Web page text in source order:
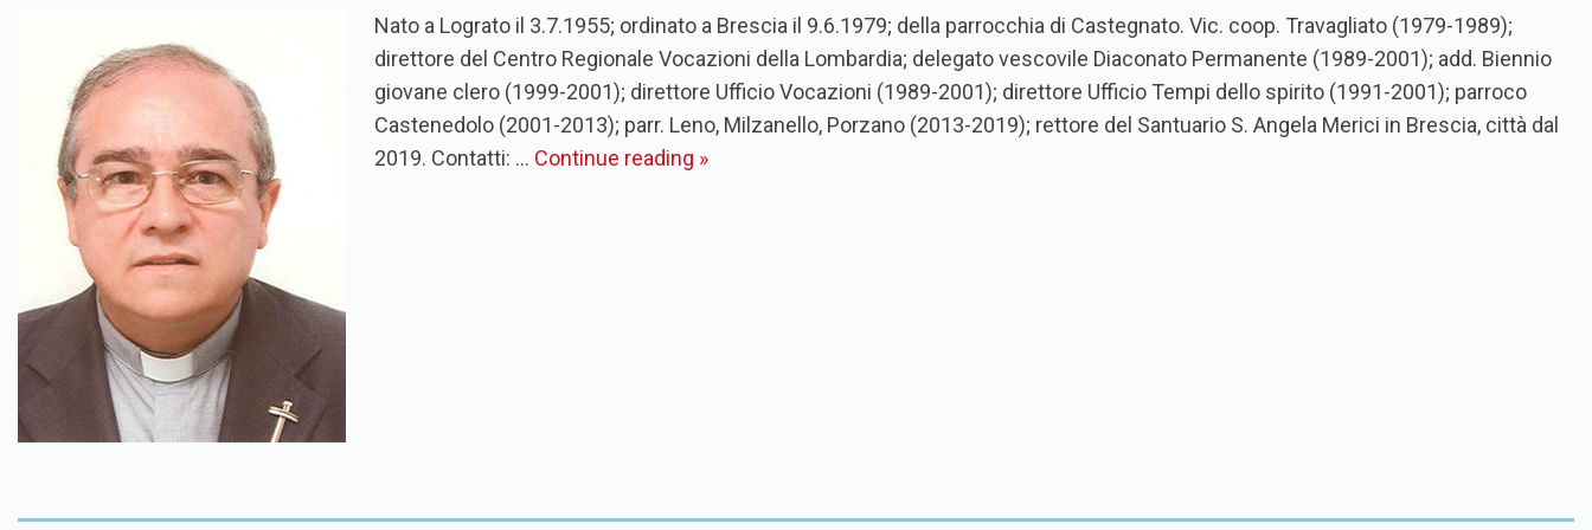
Nato a Lograto il 3.7.1955; ordinato a Brescia il 9.6.1979; della parrocchia di Castegnato. Vic. coop. Travagliato (1979-1989);
direttore del Centro Regionale Vocazioni della Lombardia; delegato vescovile Diaconato Permanente (1989-2001); add. Biennio
giovane clero (1999-2001); direttore Ufficio Vocazioni (1989-2001); direttore Ufficio Tempi dello spirito (1991-2001); parroco
Castenedolo (2001-2013); parr. Leno, Milzanello, Porzano (2013-2019); rettore del Santuario S. Angela Merici in Brescia, città dal
2019. Contatti: … Continue reading »